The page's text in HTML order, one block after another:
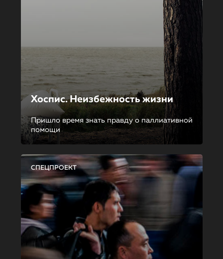
Хоспис. Неизбежность жизни
Пришло время знать правду о паллиативной
помощи
СПЕЦПРОЕКТ